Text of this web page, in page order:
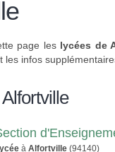
page les lycées de
les infos
à Alfortville (94140)